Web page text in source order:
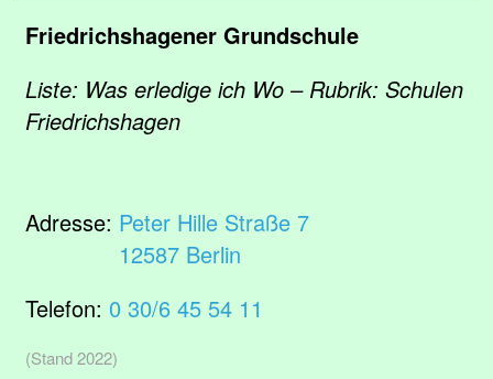
Friedrichshagener Grundschule
Liste: Was erledige ich Wo – Rubrik: Schulen
Friedrichshagen
Adresse: Peter Hille Straße 7
12587 Berlin
Telefon: 0 30/6 45 54 11
(Stand 2022)